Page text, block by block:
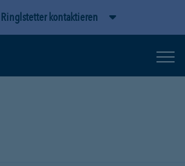
kontaktieren